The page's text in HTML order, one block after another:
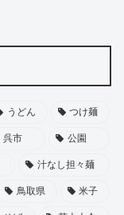
うどん つけ麺
呉市 公園
汁なし担々麺
鳥取県 米子